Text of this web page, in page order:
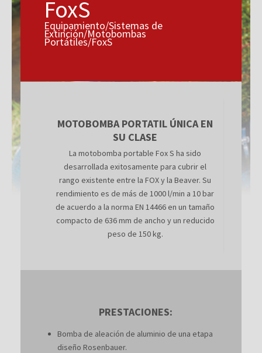
FoxS
Equipamiento/Sistemas de
Extinción/Motobombas
Portátiles/FoxS
MOTOBOMBA PORTATIL ÚNICA EN
SU CLASE
La motobomba portable Fox S ha sido
desarrollada exitosamente para cubrir el
rango existente entre la FOX y la Beaver. Su
rendimiento es de más de 1000 l/min a 10 bar
de acuerdo a la norma EN 14466 en un tamaño
compacto de 636 mm de ancho y un reducido
peso de 150 kg.
PRESTACIONES:
Bomba de aleación de aluminio de una etapa
diseño Rosenbauer.